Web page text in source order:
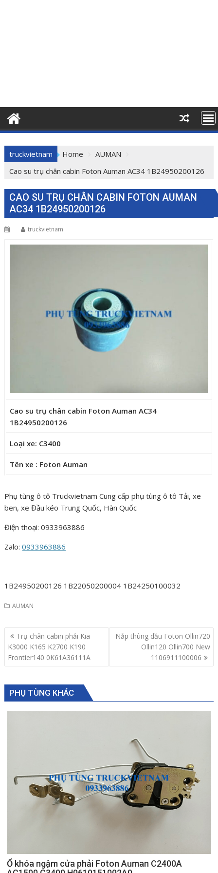
truckvietnam Home
AUMAN
Cao su trụ chân cabin Foton Auman AC34 1B24950200126
CAO SU TRỤ CHÂN CABIN FOTON AUMAN
AC34 1B24950200126
truckvietnam
Cao su trụ chân cabin Foton Auman AC34
1B24950200126
Loại xe: C3400
Tên xe : Foton Auman
Phụ tùng ô tô Truckvietnam Cung cấp phụ tùng ô tô Tải, xe
ben, xe Đầu kéo Trung Quốc, Hàn Quốc
Điện thoại: 0933963886
Zalo:0933963886
1B24950200126 1B22050200004 1B24250100032
AUMAN
Post
navigation
Trụ chân cabin phải Kia
K3000 K165 K2700 K190
Frontier140 0K61A36111A
Nắp thùng dầu Foton Ollin720
Ollin120 Ollin700 New
1106911100006
PHỤ TÙNG KHÁC
Ổ khóa ngậm cửa phải Foton Auman C2400A